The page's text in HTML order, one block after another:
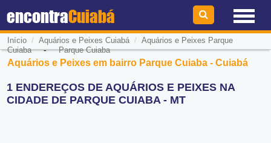
encontraCuiabá
Início / Aquários e Peixes Cuiabá/ Aquários e Peixes Parque
Cuiaba-Parque Cuiaba
Aquários e Peixes em bairro Parque Cuiaba - Cuiabá
1 ENDEREÇOS DE AQUÁRIOS E PEIXES NA
CIDADE DE PARQUE CUIABA - MT